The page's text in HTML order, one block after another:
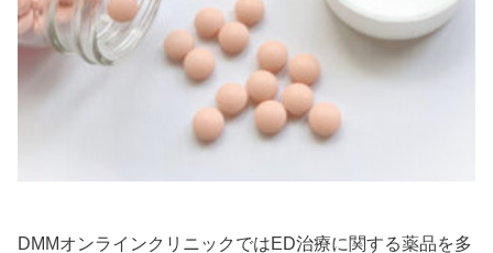
DMMオンラインクリニックではED治療に関する薬品を多